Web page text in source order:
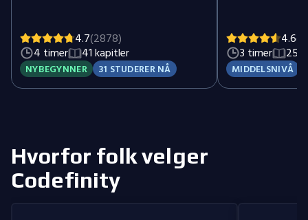
4.7(2878)
4 timer
41 kapitler
NYBEGYNNER 31 STUDERER NÅ
sette inn,
DML-setninger.
4.6
3 timer
25
MIDDELSNIVÅ
Hvorfor folk velger
Codefinity